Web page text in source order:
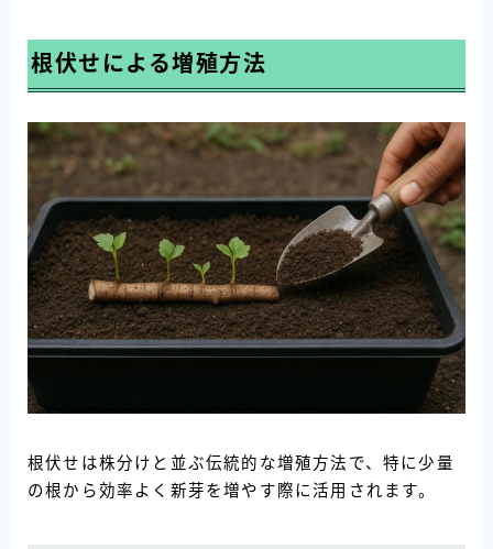
根伏せによる増殖方法
根伏せは株分けと並ぶ伝統的な増殖方法で、特に少量
の根から効率よく新芽を増やす際に活用されます。